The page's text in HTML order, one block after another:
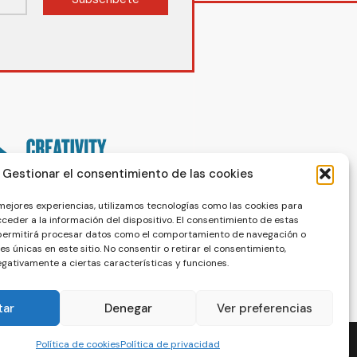
Gestionar el consentimiento de las cookies
experiencias, utilizamos tecnologías como las cookies para
a la información del dispositivo. El consentimiento de estas
procesar datos como el comportamiento de navegación o
únicas en este sitio. No consentir o retirar el consentimiento,
a ciertas características y funciones.
Denegar Ver preferencias
Política de cookiesPolítica de privacidad